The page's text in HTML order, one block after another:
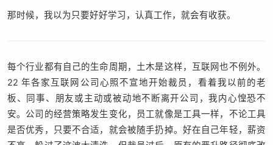
那时候，我以为只要好好学习，认真工作，就会有收获。
每个行业都有自己的生命周期，土木是这样，互联网也不例外。
22 年各家互联网公司心照不宣地开始裁员，看着我以前的老
板、同事、朋友或主动或被动地不断离开公司，我内心惶恐不
安。公司的经营策略发生变化，员工就像是工具一样，不论工具
是否优秀，只要不合适，就会被随手扔掉。好在自己年轻，薪资